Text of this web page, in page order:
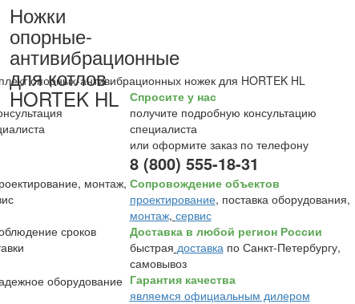
Ножки
опорные-
антивибрационные
для котлов
HORTEK HL
опорных-антивибрационных ножек для HORTEK HL
Спросите у нас
получите подробную консультацию
специалиста
или оформите заказ по телефону
8 (800) 555-18-31
Сопровождение объектов
проектирование, поставка оборудования,
монтаж, сервис
Доставка в любой регион России
быстрая доставкапо Санкт-Петербургу,
самовывоз
Гарантия качества
являемся официальным дилером